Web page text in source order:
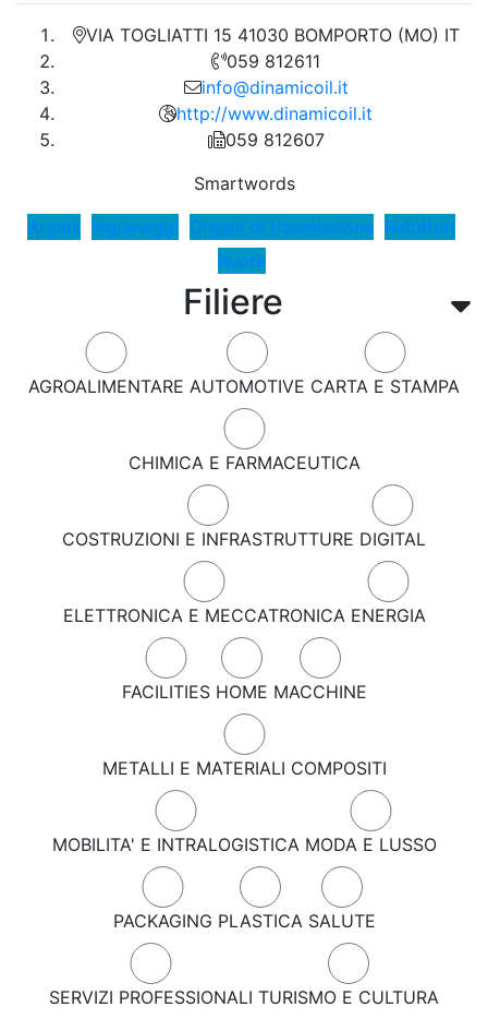
Filiere
AGROALIMENTARE AUTOMOTIVE CARTA E STAMPA
CHIMICA E FARMACEUTICA
COSTRUZIONI E INFRASTRUTTURE DIGITAL
ELETTRONICA E MECCATRONICA ENERGIA
FACILITIES HOME MACCHINE
METALLI E MATERIALI COMPOSITI
MOBILITA' E INTRALOGISTICA MODA E LUSSO
PACKAGING PLASTICA SALUTE
SERVIZI PROFESSIONALI TURISMO E CULTURA
VIA TOGLIATTI 15 41030 BOMPORTO (MO) IT
059 812611
info@dinamicoil.it
http://www.dinamicoil.it
059 812607
Smartwords
Argani Ingranaggi Organi di trasmissione Riduttori
Ruote